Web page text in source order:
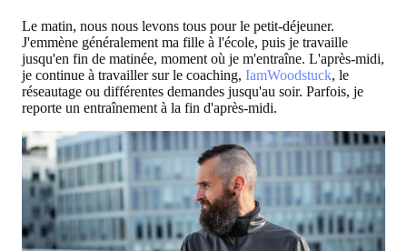
Le matin, nous nous levons tous pour le petit-déjeuner.
J'emmène généralement ma fille à l'école, puis je travaille
jusqu'en fin de matinée, moment où je m'entraîne. L'après-midi,
je continue à travailler sur le coaching, IamWoodstuck, le
réseautage ou différentes demandes jusqu'au soir. Parfois, je
reporte un entraînement à la fin d'après-midi.